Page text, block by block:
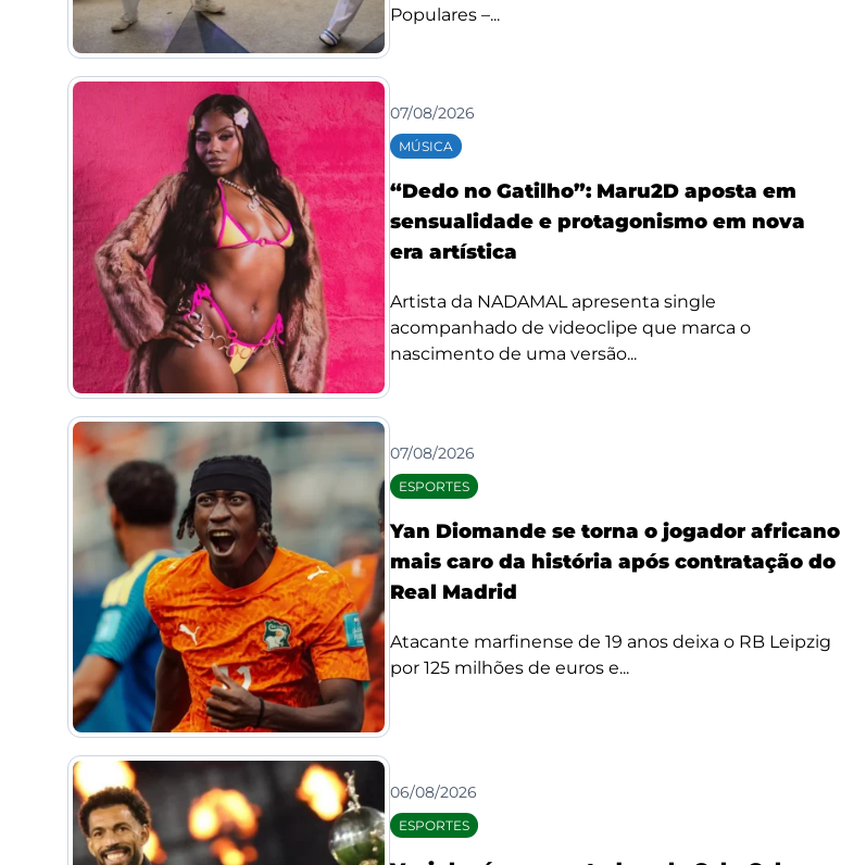
Populares –...
07/08/2026
MÚSICA
“Dedo no Gatilho”: Maru2D aposta em
sensualidade e protagonismo em nova
era artística
Artista da NADAMAL apresenta single
acompanhado de videoclipe que marca o
nascimento de uma versão...
07/08/2026
ESPORTES
Yan Diomande se torna o jogador africano
mais caro da história após contratação do
Real Madrid
Atacante marfinense de 19 anos deixa o RB Leipzig
por 125 milhões de euros e...
06/08/2026
ESPORTES